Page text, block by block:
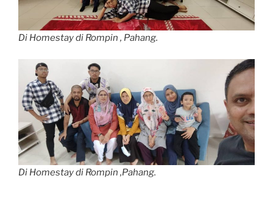
Di Homestay di Rompin , Pahang.
Di Homestay di Rompin ,Pahang.